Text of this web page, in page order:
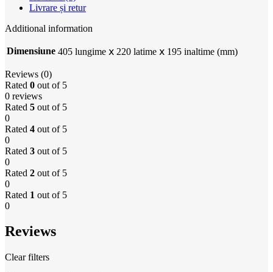
Livrare și retur
Additional information
Dimensiune 405 lungime ⅹ 220 latime ⅹ 195 inaltime (mm)
Reviews (0)
Rated 0 out of 5
0 reviews
Rated 5 out of 5
0
Rated 4 out of 5
0
Rated 3 out of 5
0
Rated 2 out of 5
0
Rated 1 out of 5
0
Reviews
Clear filters